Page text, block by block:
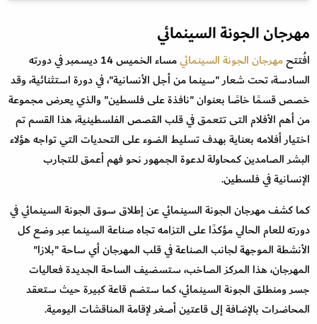
مهرجان الجونة السينمائي
افُتتحمهرجان الجونة السينمائي
مساء الخميس 14 ديسمبر في دورته
السادسة، تحت شعار "سينما من أجل الأنسانية"، في دورة استثنائية، وقد
خصص قسمًا خاصًا بعنوان "نافذة على فلسطين" والذي يعرض مجموعة
من أهم الأفلام التى تتعمق في قلب القصص الفلسطينية، هذا القسم تم
اختيار أفلامه بعناية بهدف تسليط الضوء على التحديات التي تواجه هؤلاء
البشر الصامدين كمحاولة لدعوة الجمهور نحو فهم أعمق للتجارب
الإنسانية في فلسطين.
كما كشف مهرجان الجونة السينمائي عن إطلاق سوق الجونة السينمائي في
دورته للعام الحالي مؤكدًا على التزامه تجاه صناعة السينما عبر وضع كل
الأنشطة الموجهة لجانب الصناعة في قلب المهرجان أي ساحة "بلازا"
المهرجان، هذا المركز الصاخب، ستسضيف الساحة الجديدة فعاليات
جسر ومنطلق الجونة السينمائي، كما ستضم قاعة كبيرة حيث ستعقد
المحاضرات بالإضافة إلى قاعتين أصغر لإقامة المناقشات اليومية.